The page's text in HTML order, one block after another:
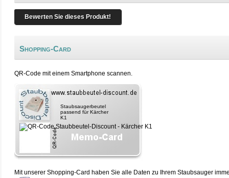
Bewerten Sie dieses Produkt!
Shopping-Card
QR-Code mit einem Smartphone scannen.
Staubsaugerbeutel
passend für Kärcher
K1
Mit unserer Shopping-Card haben Sie alle Daten zu Ihrem Staubsauger